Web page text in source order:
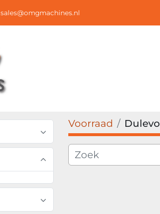
sales@omgmachines.nl
Voorraad Dulevo